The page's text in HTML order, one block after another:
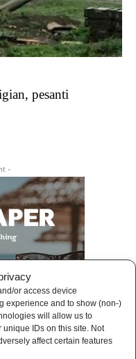
or access device
experience and to show (non-)
will allow us to
IDs on this site. Not
affect certain features
pesanti
-